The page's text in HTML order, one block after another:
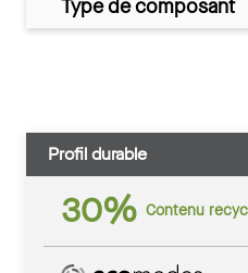
Type de composant
Profil durable
30% Contenu